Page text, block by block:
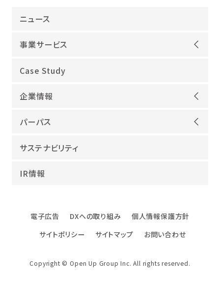
ニュース
事業サービス
オープンアップグループが選ばれる理由
ITインフラ
IT開発
海外領域
教育・人材紹介
Case Study
企業情報
ごあいさつ
沿革
役員紹介
DXへの取り組み
ファクトブック
パーパス
当社グループのパーパス
幸せな仕事総合研究所
エンジニアインタビュー
サステナビリティ
IR情報
電子広告 DXへの取り組み
個人情報保護方針
サイトポリシー
サイトマップ お問い合わせ
Copyright © Open Up Group Inc. All rights reserved.